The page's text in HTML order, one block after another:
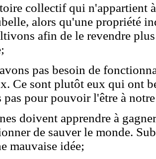
collectif qui n'appartient
alors qu'une propriété
afin de le revendre
pas besoin de
Ce sont plutôt eux qui ont
pas pour pouvoir l'être à
doivent apprendre à
de sauver le monde.
mauvaise idée;